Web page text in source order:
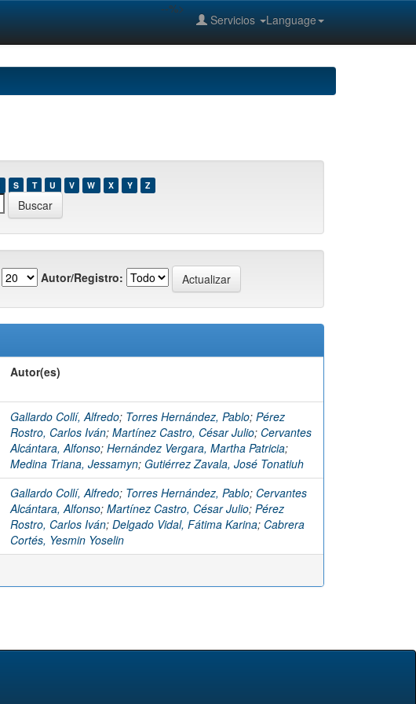
Language
Servicios
--%>
S T U V W X Y Z
Autor/Registro:
Autor(es)
Gallardo Collí, Alfredo; Torres Hernández, Pablo; Pérez
Rostro, Carlos Iván; Martínez Castro, César Julio; Cervantes
Alcántara, Alfonso; Hernández Vergara, Martha Patricia;
Medina Triana, Jessamyn; Gutiérrez Zavala, José Tonatiuh
Gallardo Collí, Alfredo; Torres Hernández, Pablo; Cervantes
Alcántara, Alfonso; Martínez Castro, César Julio; Pérez
Rostro, Carlos Iván; Delgado Vidal, Fátima Karina; Cabrera
Cortés, Yesmin Yoselin